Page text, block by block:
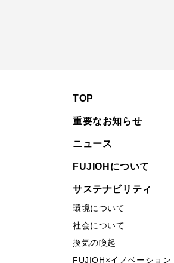
TOP
重要なお知らせ
ニュース
FUJIOHについて
サステナビリティ
環境について
社会について
換気の喚起
FUJIOH×イノベーション